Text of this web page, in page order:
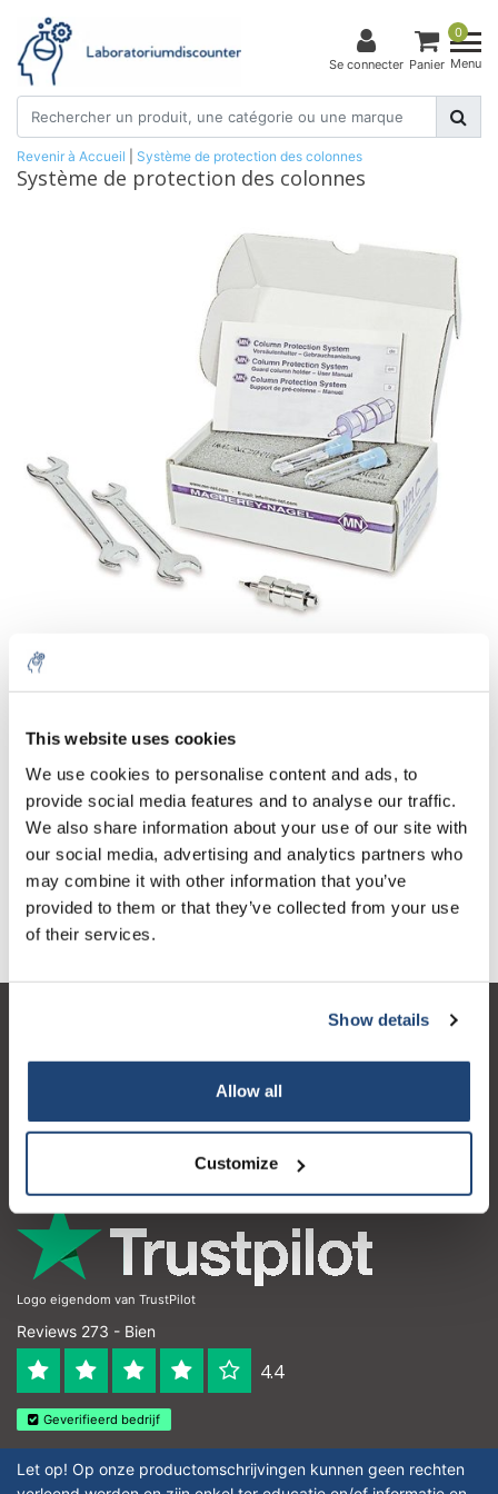
This website uses cookies
We use cookies to personalise content and ads, to
provide social media features and to analyse our traffic.
We also share information about your use of our site with
our social media, advertising and analytics partners who
may combine it with other information that you’ve
provided to them or that they’ve collected from your use
of their services.
Show details
Allow all
Customize
Se connecter
0
Panier Menu
Revenir à Accueil Système de protection des colonnes
Système de protection des colonnes
Quantité Produit Prix Details
1 Ensemble
taxes
€223,89
Taxes
incluses
Ajouter au panier
Informations
Coordonnées
Horaires d'ouvertures
Logo eigendom van TrustPilot
Reviews 273 - Bien
4.4
Geverifieerd bedrijf
Let op! Op onze productomschrijvingen kunnen geen rechten